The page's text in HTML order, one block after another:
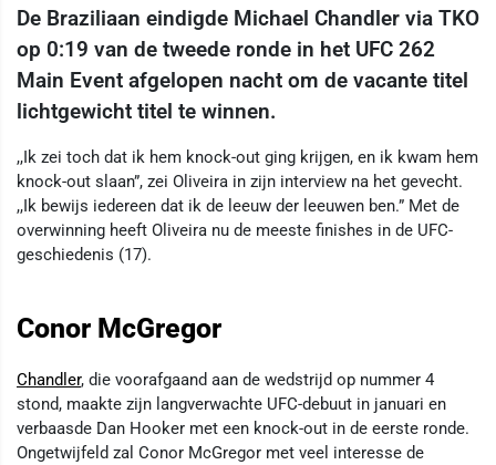
De Braziliaan eindigde Michael Chandler via TKO
op 0:19 van de tweede ronde in het UFC 262
Main Event afgelopen nacht om de vacante titel
lichtgewicht titel te winnen.
,,Ik zei toch dat ik hem knock-out ging krijgen, en ik kwam hem
knock-out slaan”, zei Oliveira in zijn interview na het gevecht.
,,Ik bewijs iedereen dat ik de leeuw der leeuwen ben.” Met de
overwinning heeft Oliveira nu de meeste finishes in de UFC-
geschiedenis (17).
Conor McGregor
Chandler, die voorafgaand aan de wedstrijd op nummer 4
stond, maakte zijn langverwachte UFC-debuut in januari en
verbaasde Dan Hooker met een knock-out in de eerste ronde.
Ongetwijfeld zal Conor McGregor met veel interesse de